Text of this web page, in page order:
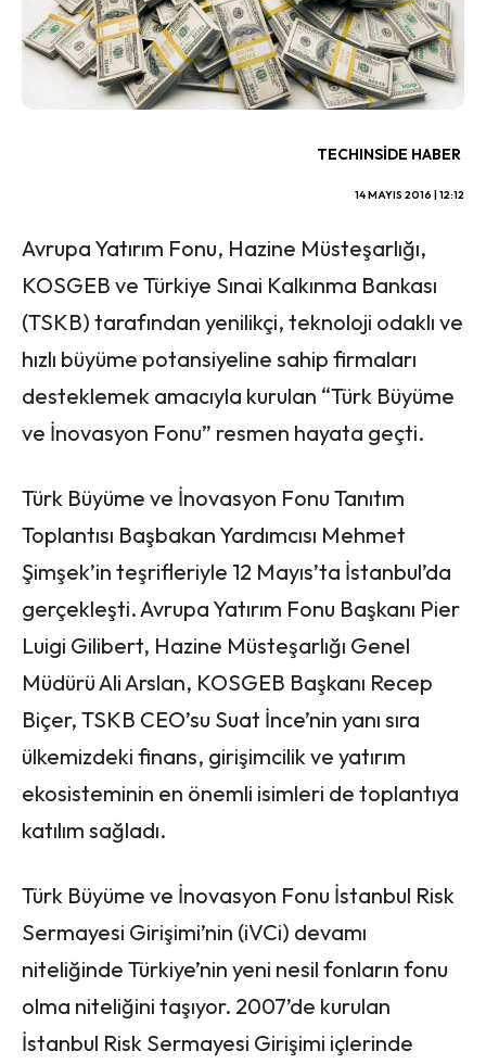
TECHINSIDE HABER
14 MAYIS 2016 | 12:12
Avrupa Yatırım Fonu, Hazine Müsteşarlığı,
KOSGEB ve Türkiye Sınai Kalkınma Bankası
(TSKB) tarafından yenilikçi, teknoloji odaklı ve
hızlı büyüme potansiyeline sahip firmaları
desteklemek amacıyla kurulan “Türk Büyüme
ve İnovasyon Fonu” resmen hayata geçti.
Türk Büyüme ve İnovasyon Fonu Tanıtım
Toplantısı Başbakan Yardımcısı Mehmet
Şimşek’in teşrifleriyle 12 Mayıs’ta İstanbul’da
gerçekleşti. Avrupa Yatırım Fonu Başkanı Pier
Luigi Gilibert, Hazine Müsteşarlığı Genel
Müdürü Ali Arslan, KOSGEB Başkanı Recep
Biçer, TSKB CEO’su Suat İnce’nin yanı sıra
ülkemizdeki finans, girişimcilik ve yatırım
ekosisteminin en önemli isimleri de toplantıya
katılım sağladı.
Türk Büyüme ve İnovasyon Fonu İstanbul Risk
Sermayesi Girişimi’nin (iVCi) devamı
niteliğinde Türkiye’nin yeni nesil fonların fonu
olma niteliğini taşıyor. 2007’de kurulan
İstanbul Risk Sermayesi Girişimi içlerinde